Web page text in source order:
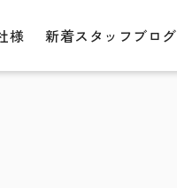
様 新着スタッフブログ